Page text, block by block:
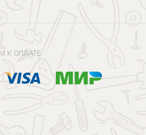
К ОПЛАТЕ